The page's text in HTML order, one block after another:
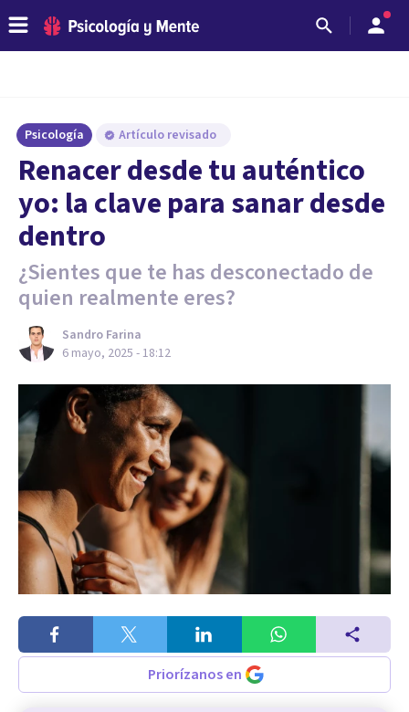
Psicología Artículo revisado
Renacer desde tu auténtico
yo: la clave para sanar desde
dentro
¿Sientes que te has desconectado de
quien realmente eres?
Sandro Farina
6 mayo, 2025 - 18:12
Priorízanos en